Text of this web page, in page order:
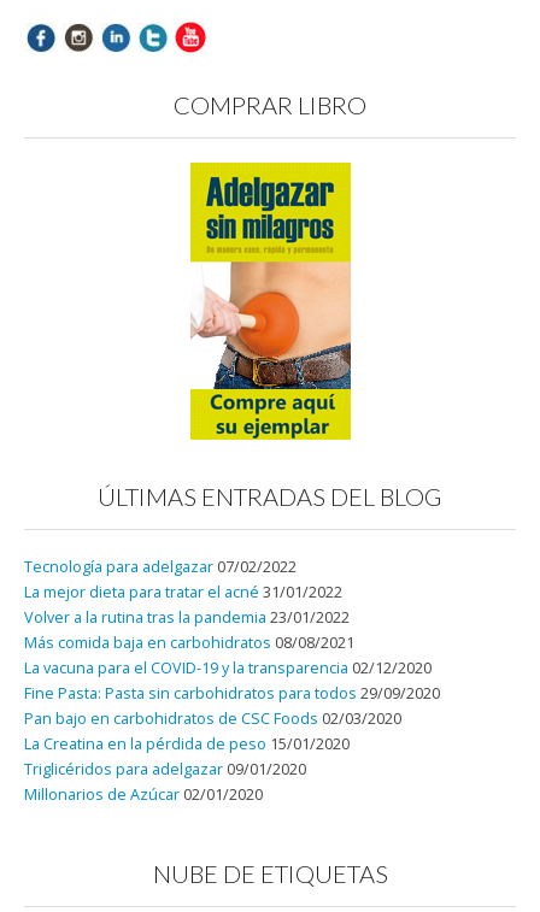
COMPRAR LIBRO
ÚLTIMAS ENTRADAS DEL BLOG
Tecnología para adelgazar 07/02/2022
La mejor dieta para tratar el acné 31/01/2022
Volver a la rutina tras la pandemia 23/01/2022
Más comida baja en carbohidratos 08/08/2021
La vacuna para el COVID-19 y la transparencia 02/12/2020
Fine Pasta: Pasta sin carbohidratos para todos 29/09/2020
Pan bajo en carbohidratos de CSC Foods 02/03/2020
La Creatina en la pérdida de peso 15/01/2020
Triglicéridos para adelgazar 09/01/2020
Millonarios de Azúcar 02/01/2020
NUBE DE ETIQUETAS